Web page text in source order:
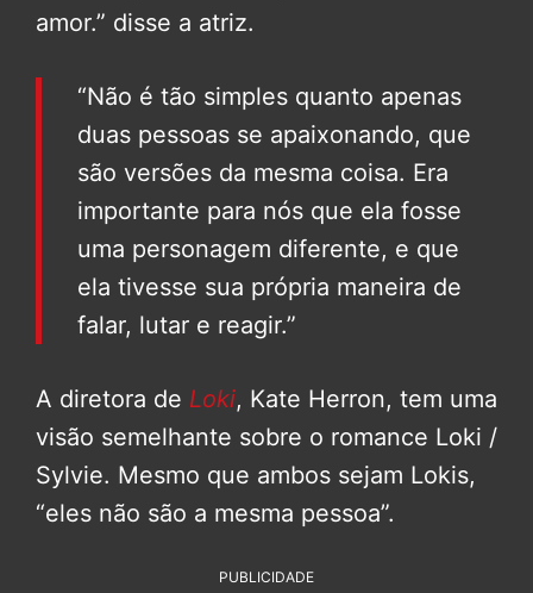
amor.” disse a atriz.
“Não é tão simples quanto apenas
duas pessoas se apaixonando, que
são versões da mesma coisa. Era
importante para nós que ela fosse
uma personagem diferente, e que
ela tivesse sua própria maneira de
falar, lutar e reagir.”
A diretora de Loki, Kate Herron, tem uma
visão semelhante sobre o romance Loki /
Sylvie. Mesmo que ambos sejam Lokis,
“eles não são a mesma pessoa”.
PUBLICIDADE